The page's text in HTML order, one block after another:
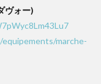
ヴォー)
marche-